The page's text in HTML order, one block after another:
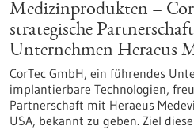
Medizinprodukten –
strategische
Unternehmen Heraeus
CorTec GmbH, ein führendes
implantierbare Technologien,
Partnerschaft mit Heraeus
USA, bekannt zu geben. Ziel